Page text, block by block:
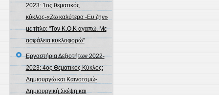
2023: 1ος θεματικός
κύκλος-«Ζω καλύτερα -Ευ ζην»
με τίτλο: "Τον Κ.Ο.Κ αγαπώ. Με
ασφάλεια κυκλοφορώ"
Εργαστήρια Δεξιοτήτων 2022-
2023: 4ος Θεματικός Κύκλος:
Δημιουργώ και Καινοτομώ-
Δημιουργική Σκέψη και